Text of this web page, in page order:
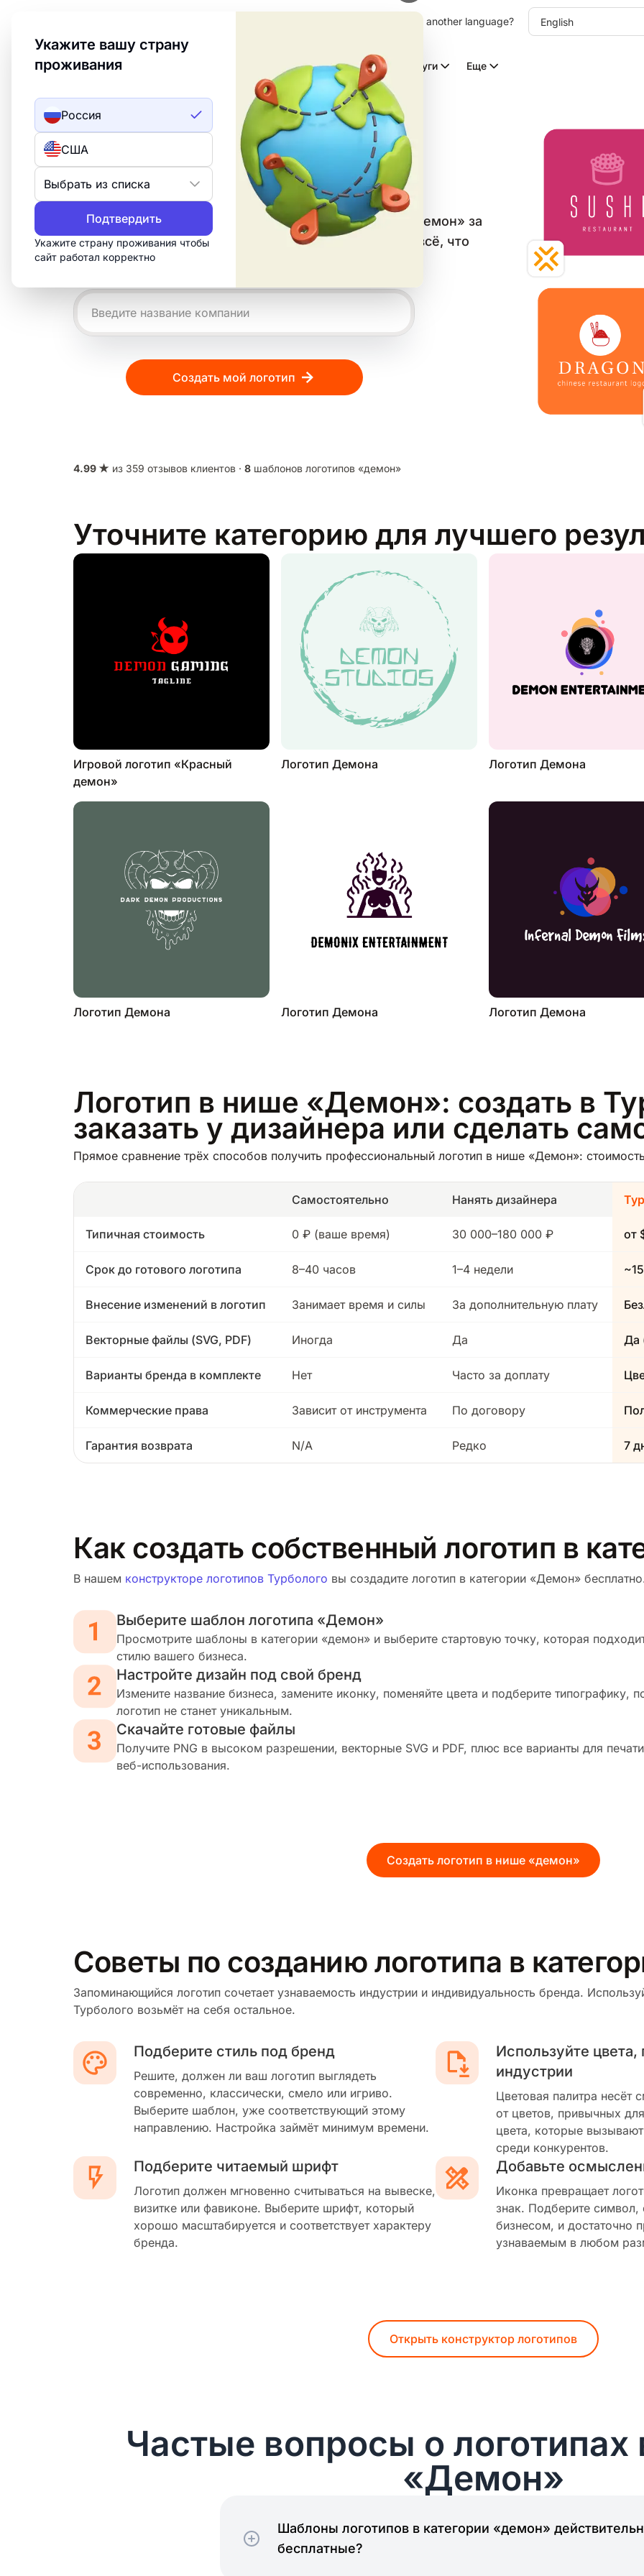
Укажите вашу страну
проживания
Россия
США
Выбрать из списка
Подтвердить
Укажите страну проживания чтобы
сайт работал корректно
Welcome to Turbologo! This page is available in another language. Choose another language?
ИИ лого Видео с ИИ Услуги Еще
Примеры логотипов
демонов
Создайте профессиональный логотип в категории «Демон» за
15 минут. Настройте бесплатный шаблон и скачайте всё, что
нужно для печати, веба и социальных сетей.
Создать мой логотип
4.99 ★ из 359 отзывов клиентов · 8 шаблонов логотипов «демон»
Уточните категорию для лучшего
Игровой логотип «Красный
демон»
Логотип Демона Логотип Демона
Логотип Демона Логотип Демона Логотип Демона
Логотип в нише «Демон»: создать в
заказать у дизайнера или сделать
Прямое сравнение трёх способов получить профессиональный логотип в нише «Демон»:
Самостоятельно Нанять дизайнера
Типичная стоимость 0 ₽ (ваше время) 30 000–180 000 ₽ от
Срок до готового логотипа 8–40 часов 1–4 недели
Внесение изменений в логотип Занимает время и силы За дополнительную плату
Векторные файлы (SVG, PDF) Иногда Да Да
Варианты бренда в комплекте Нет Часто за доплату
Коммерческие права Зависит от инструмента По договору
Гарантия возврата N/A Редко 7
Как создать собственный логотип в
В нашем конструкторе логотипов Турболого вы создадите логотип в категории «Демон»
Выберите шаблон логотипа «Демон»
Просмотрите шаблоны в категории «демон» и выберите стартовую точку, которая
стилю вашего бизнеса.
Настройте дизайн под свой бренд
Измените название бизнеса, замените иконку, поменяйте цвета и подберите типографику,
логотип не станет уникальным.
Скачайте готовые файлы
Получите PNG в высоком разрешении, векторные SVG и PDF, плюс все варианты для
веб-использования.
Создать логотип в нише «демон»
Советы по созданию логотипа в
Запоминающийся логотип сочетает узнаваемость индустрии и индивидуальность бренда.
Турболого возьмёт на себя остальное.
Подберите стиль под бренд
Решите, должен ли ваш логотип выглядеть
современно, классически, смело или игриво.
Выберите шаблон, уже соответствующий этому
направлению. Настройка займёт минимум времени.
Используйте
индустрии
Цветовая палитра несёт
от цветов, привычных
цвета, которые
среди конкурентов.
Подберите читаемый шрифт
Логотип должен мгновенно считываться на вывеске,
визитке или фавиконе. Выберите шрифт, который
хорошо масштабируется и соответствует характеру
бренда.
Добавьте
Иконка превращает
знак. Подберите
бизнесом, и достаточно
узнаваемым в любом
Открыть конструктор логотипов
Частые вопросы о логотипах
«Демон»
Шаблоны логотипов в категории «демон»
бесплатные?